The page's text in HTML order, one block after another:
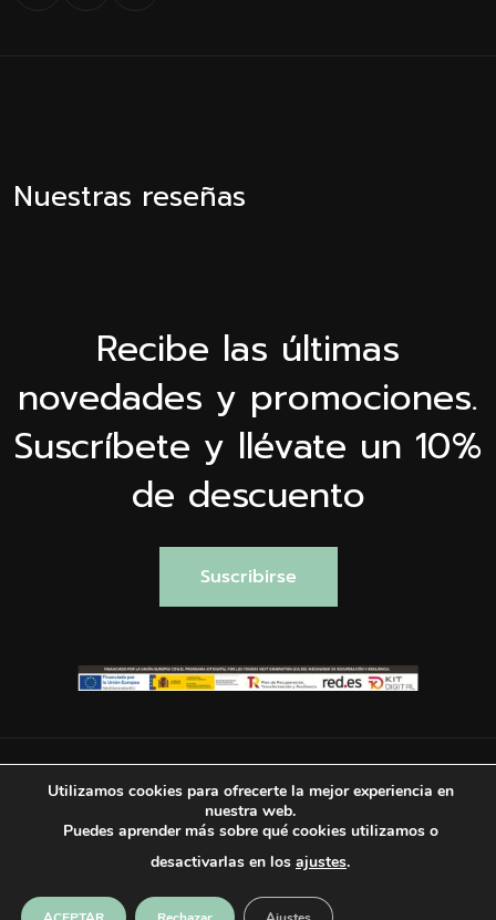
Nuestras reseñas
Recibe las últimas
novedades y promociones.
Suscríbete y llévate un 10%
de descuento
Suscribirse
© copyright 2025 Valentina Falchi. Todos los derechos
Utilizamos cookies para ofrecerte la mejor experiencia en
nuestra web.
Puedes aprender más sobre qué cookies utilizamos o
desactivarlas en los ajustes.